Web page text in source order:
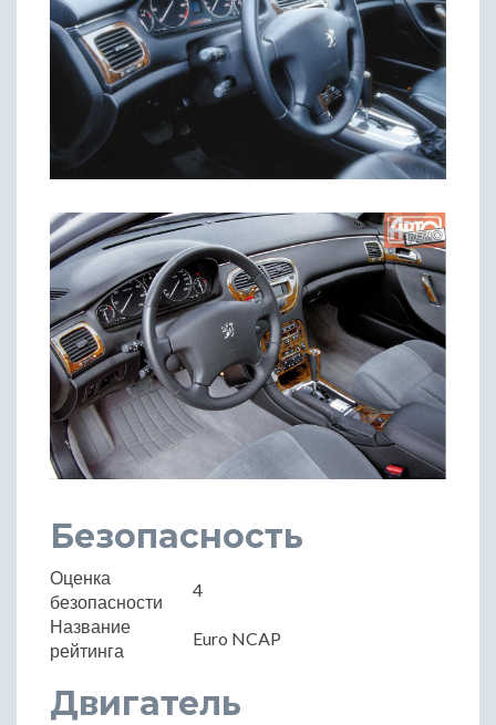
Безопасность
Оценка
безопасности
4
Название
рейтинга
Euro NCAP
Двигатель